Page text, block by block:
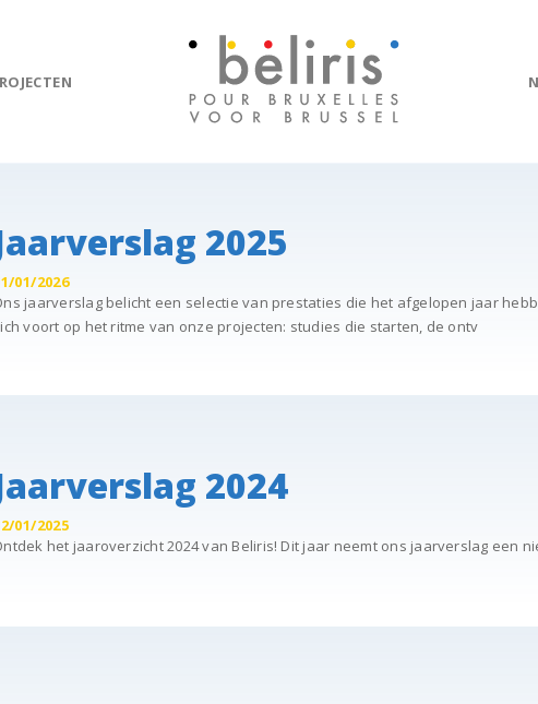
2025
01/2026
jaarverslag belicht een selectie van prestaties die het afgelopen jaar
voort op het ritme van onze projecten: studies die starten, de ontv
2024
01/2025
het jaaroverzicht 2024 van Beliris! Dit jaar neemt ons jaarverslag een